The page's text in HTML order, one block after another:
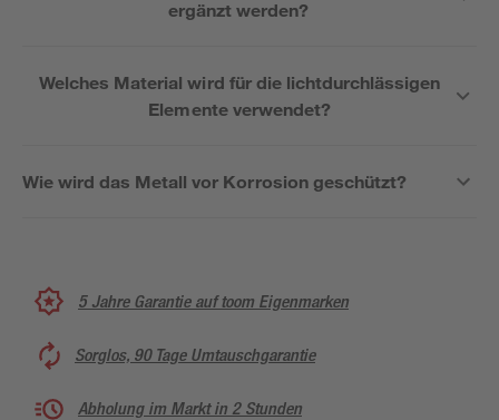
ergänzt werden?
Welches Material wird für die lichtdurchlässigen
Elemente verwendet?
Wie wird das Metall vor Korrosion geschützt?
5 Jahre Garantie auf toom Eigenmarken
Sorglos, 90 Tage Umtauschgarantie
Abholung im Markt in 2 Stunden